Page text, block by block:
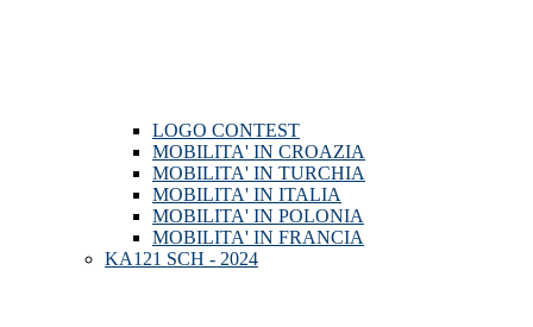
LOGO CONTEST
MOBILITA' IN CROAZIA
MOBILITA' IN TURCHIA
MOBILITA' IN ITALIA
MOBILITA' IN POLONIA
MOBILITA' IN FRANCIA
KA121 SCH - 2024